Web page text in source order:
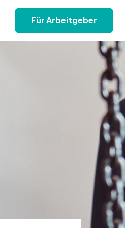
Für Arbeitgeber